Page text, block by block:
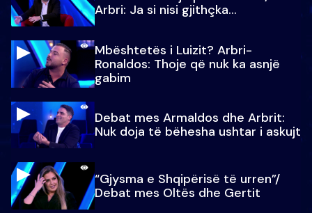
Arbri: Ja si nisi gjithçka…
Mbështetës i Luizit? Arbri-
Ronaldos: Thoje që nuk ka asnjë
gabim
Debat mes Armaldos dhe Arbrit:
Nuk doja të bëhesha ushtar i askujt
“Gjysma e Shqipërisë të urren”/
Debat mes Oltës dhe Gertit